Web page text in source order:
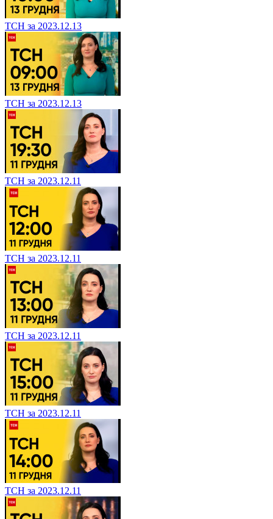
ТСН за 2023.12.13
ТСН за 2023.12.13
ТСН за 2023.12.11
ТСН за 2023.12.11
ТСН за 2023.12.11
ТСН за 2023.12.11
ТСН за 2023.12.11